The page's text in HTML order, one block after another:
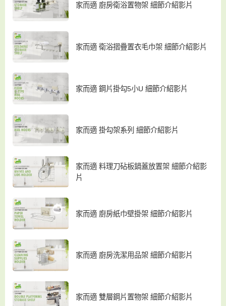
家而適 廚房衛浴置物架 細節介紹影片
家而適 衛浴摺疊置衣毛巾架 細節介紹影片
家而適 鋼片掛勾5小U 細節介紹影片
家而適 掛勾架系列 細節介紹影片
家而適 料理刀砧板鍋蓋放置架 細節介紹影
片
家而適 廚房紙巾壁掛架 細節介紹影片
家而適 廚房洗潔用品架 細節介紹影片
家而適 雙層鋼片置物架 細節介紹影片